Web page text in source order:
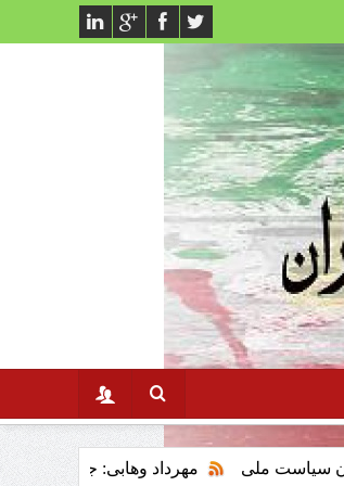
مهرداد وهابی: جنگ سوم خلیج فارس